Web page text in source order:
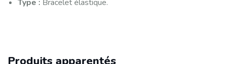
Type : Bracelet élastique.